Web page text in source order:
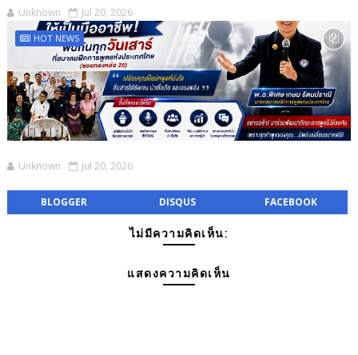
Unknown Jul 20, 2026
HOT NEWS
Unknown Jul 20, 2026
BLOGGER DISQUS FACEBOOK
ไม่มีความคิดเห็น:
แสดงความคิดเห็น